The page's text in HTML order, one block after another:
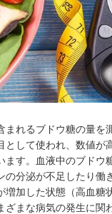
まれるブドウ糖の量を
として使われ、数値が
ます。血液中のブドウ
の分泌が不⾜したり働
増加した状態（高血糖
まな病気の発生に関